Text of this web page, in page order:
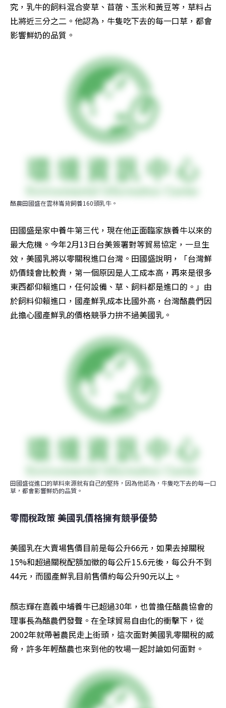
究，乳牛的飼料混合麥草、苜蓿、玉米和黃豆等，草料占
比將近三分之二。他認為，牛隻吃下去的每一口草，都會
影響鮮奶的品質。
酪農田國盛在雲林崙背飼養160頭乳牛。
田國盛是家中養牛第三代，現在他正面臨家族養牛以來的
最大危機。今年2月13日台美簽署對等貿易協定，一旦生
效，美國乳將以零關稅進口台灣。田國盛說明，「台灣鮮
奶價錢會比較貴，第一個原因是人工成本高，再來是很多
東西都仰賴進口，任何設備、草、飼料都是進口的。」由
於飼料仰賴進口，國產鮮乳成本比國外高，台灣酪農們因
此擔心國產鮮乳的價格競爭力拚不過美國乳。
田國盛從進口的草料來源就有自己的堅持，因為他認為，牛隻吃下去的每一口
草，都會影響鮮奶的品質。
零關稅政策 美國乳價格擁有競爭優勢
美國乳在大賣場售價目前是每公升66元，如果去掉關稅
15%和超過關稅配額加徵的每公斤15.6元後，每公升不到
44元，而國產鮮乳目前售價約每公升90元以上。
顏志輝在嘉義中埔養牛已超過30年，也曾擔任酪農協會的
理事長為酪農們發聲。在全球貿易自由化的衝擊下，從
2002年就帶著農民走上街頭，這次面對美國乳零關稅的威
脅，許多年輕酪農也來到他的牧場一起討論如何面對。